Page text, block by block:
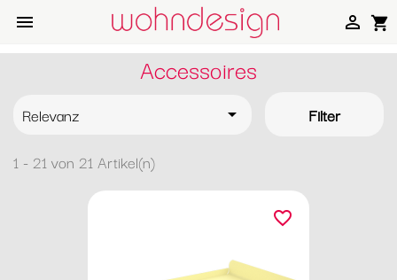
 shopping_cart

Accessoires
Relevanz 
Filter
1 - 21 von 21 Artikel(n)
favorite_border